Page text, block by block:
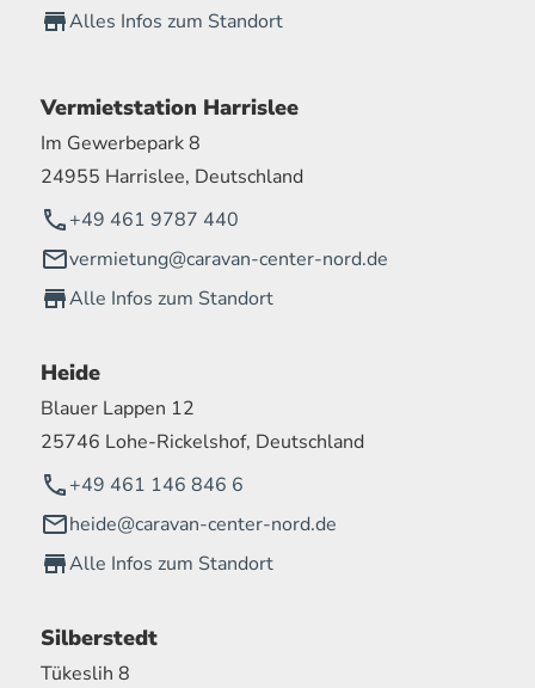
Alles Infos zum Standort
Vermietstation Harrislee
Im Gewerbepark 8
24955 Harrislee, Deutschland
+49 461 9787 440
vermietung@caravan-center-nord.de
Alle Infos zum Standort
Heide
Blauer Lappen 12
25746 Lohe-Rickelshof, Deutschland
+49 461 146 846 6
heide@caravan-center-nord.de
Alle Infos zum Standort
Silberstedt
Tükeslih 8